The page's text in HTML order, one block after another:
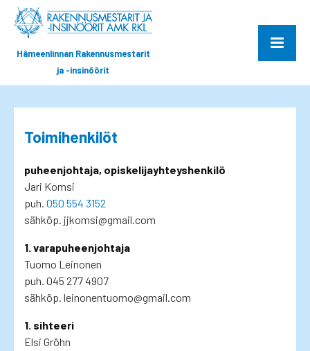
Hämeenlinnan Rakennusmestarit
ja -insinöörit
Toimihenkilöt
puheenjohtaja, opiskelijayhteyshenkilö
Jari Komsi
puh. 050 554 3152
sähköp. jjkomsi@gmail.com
1. varapuheenjohtaja
Tuomo Leinonen
puh. 045 277 4907
sähköp. leinonentuomo@gmail.com
1. sihteeri
Elsi Gröhn